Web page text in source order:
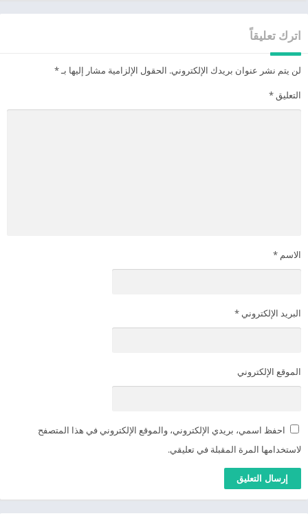
اترك تعليقاً
لن يتم نشر عنوان بريدك الإلكتروني. الحقول الإلزامية مشار إليها بـ*
التعليق *
الاسم *
البريد الإلكتروني *
الموقع الإلكتروني
احفظ اسمي، بريدي الإلكتروني، والموقع الإلكتروني في هذا المتصفح
لاستخدامها المرة المقبلة في تعليقي.